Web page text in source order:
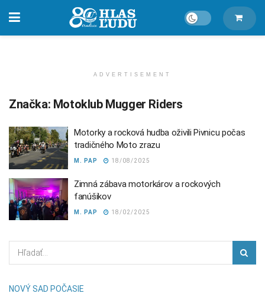
ADVERTISEMENT
Značka: Motoklub Mugger Riders
Motorky a rocková hudba oživili Pivnicu počas
tradičného Moto zrazu
M. PAP 18/08/2025
Zimná zábava motorkárov a rockových
fanúšikov
M. PAP 18/02/2025
NOVÝ SAD POČASIE